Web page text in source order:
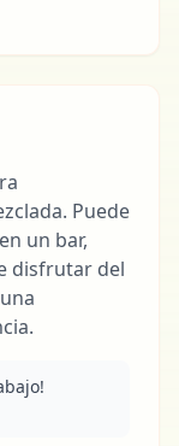
Puede
un bar,
disfrutar del